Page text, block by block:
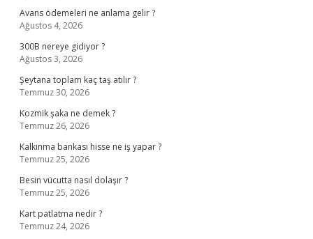
Avans ödemeleri ne anlama gelir ?
Ağustos 4, 2026
300B nereye gidiyor ?
Ağustos 3, 2026
Şeytana toplam kaç taş atılır ?
Temmuz 30, 2026
Kozmik şaka ne demek ?
Temmuz 26, 2026
Kalkınma bankası hisse ne iş yapar ?
Temmuz 25, 2026
Besin vücutta nasıl dolaşır ?
Temmuz 25, 2026
Kart patlatma nedir ?
Temmuz 24, 2026